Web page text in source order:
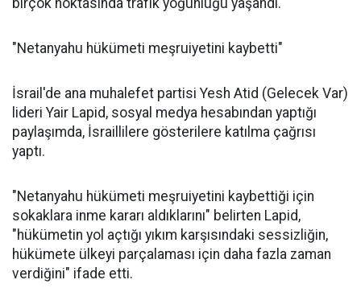
birçok noktasında trafik yoğunluğu yaşandı.
"Netanyahu hükümeti meşruiyetini kaybetti"
İsrail'de ana muhalefet partisi Yesh Atid (Gelecek Var)
lideri Yair Lapid, sosyal medya hesabından yaptığı
paylaşımda, İsraillilere gösterilere katılma çağrısı
yaptı.
"Netanyahu hükümeti meşruiyetini kaybettiği için
sokaklara inme kararı aldıklarını" belirten Lapid,
"hükümetin yol açtığı yıkım karşısındaki sessizliğin,
hükümete ülkeyi parçalaması için daha fazla zaman
verdiğini" ifade etti.